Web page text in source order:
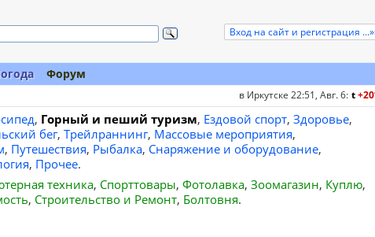
Вход на сайт и регистрация
Форум
в Иркутске 22:51, Авг. 6: t+20
, Горный и пеший туризм, Ездовой спорт, Здоровье,
бег, Трейлраннинг, Массовые мероприятия,
, Путешествия, Рыбалка, Снаряжение и оборудование,
, Прочее.
техника, Спорттовары, Фотолавка, Зоомагазин, Куплю,
, Строительство и Ремонт, Болтовня.